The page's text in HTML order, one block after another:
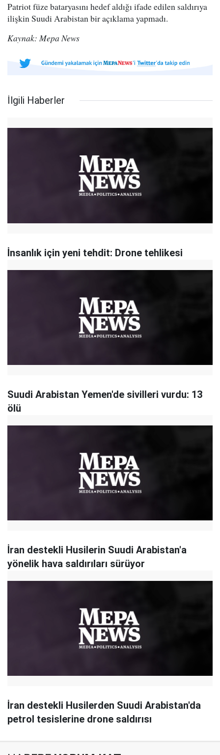
Patriot füze bataryasını hedef aldığı ifade edilen saldırıya
ilişkin Suudi Arabistan bir açıklama yapmadı.
Kaynak: Mepa News
İlgili Haberler
İnsanlık için yeni tehdit: Drone tehlikesi
Suudi Arabistan Yemen'de sivilleri vurdu: 13
ölü
İran destekli Husilerin Suudi Arabistan'a
yönelik hava saldırıları sürüyor
İran destekli Husilerden Suudi Arabistan'da
petrol tesislerine drone saldırısı